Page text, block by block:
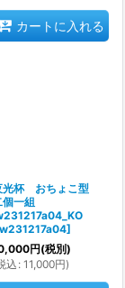
カートに入れる
光杯 おちょこ型
個一組
]
円(税別)
込 : 11,000円)